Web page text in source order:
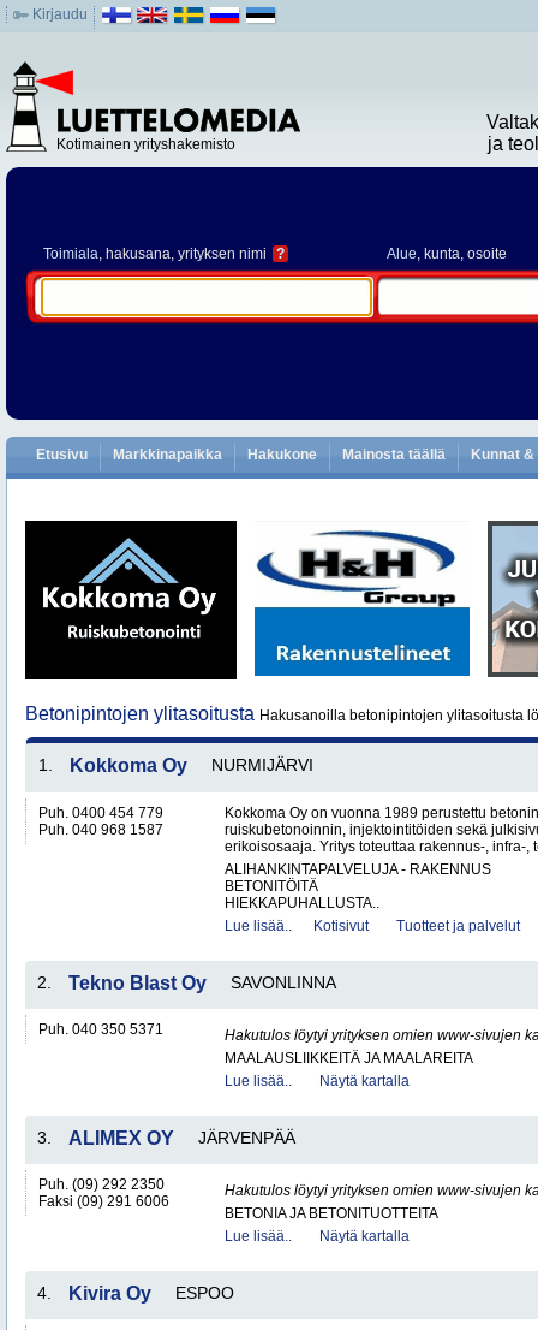
Kirjaudu
Kotimainen yrityshakemisto
ja
Toimiala, hakusana, yrityksen nimi ? Alue, kunta, osoite
Etusivu Markkinapaikka Hakukone Mainosta täällä Kunnat
Betonipintojen ylitasoitusta Hakusanoilla betonipintojen ylitasoitusta
1. Kokkoma Oy NURMIJÄRVI
Puh. 0400 454 779
Puh. 040 968 1587
Kokkoma Oy on vuonna 1989 perustettu
ruiskubetonoinnin, injektointitöiden sekä
erikoisosaaja. Yritys toteuttaa rakennus-, infra-,
ALIHANKINTAPALVELUJA - RAKENNUS
BETONITÖITÄ
HIEKKAPUHALLUSTA..
Lue lisää..
Kotisivut Tuotteet ja palvelut
2. Tekno Blast Oy SAVONLINNA
Puh. 040 350 5371
Hakutulos löytyi yrityksen omien www-sivujen
MAALAUSLIIKKEITÄ JA MAALAREITA
Lue lisää..
Näytä kartalla
3. ALIMEX OY JÄRVENPÄÄ
Puh. (09) 292 2350
Faksi (09) 291 6006
Hakutulos löytyi yrityksen omien www-sivujen
BETONIA JA BETONITUOTTEITA
Lue lisää..
Näytä kartalla
4. Kivira Oy ESPOO